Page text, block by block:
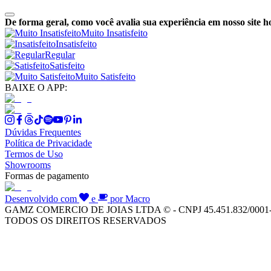
De forma geral, como você avalia sua experiência em nosso site
Muito Insatisfeito
Insatisfeito
Regular
Satisfeito
Muito Satisfeito
BAIXE O APP:
Dúvidas Frequentes
Política de Privacidade
Termos de Uso
Showrooms
Formas de pagamento
Desenvolvido com e
por Macro
GAMZ COMERCIO DE JOIAS LTDA © - CNPJ 45.451.832/
TODOS OS DIREITOS RESERVADOS